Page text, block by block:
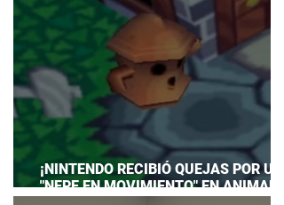
¡NINTENDO RECIBIÓ QUEJAS POR UN
"NEPE EN MOVIMIENTO" EN ANIMAL